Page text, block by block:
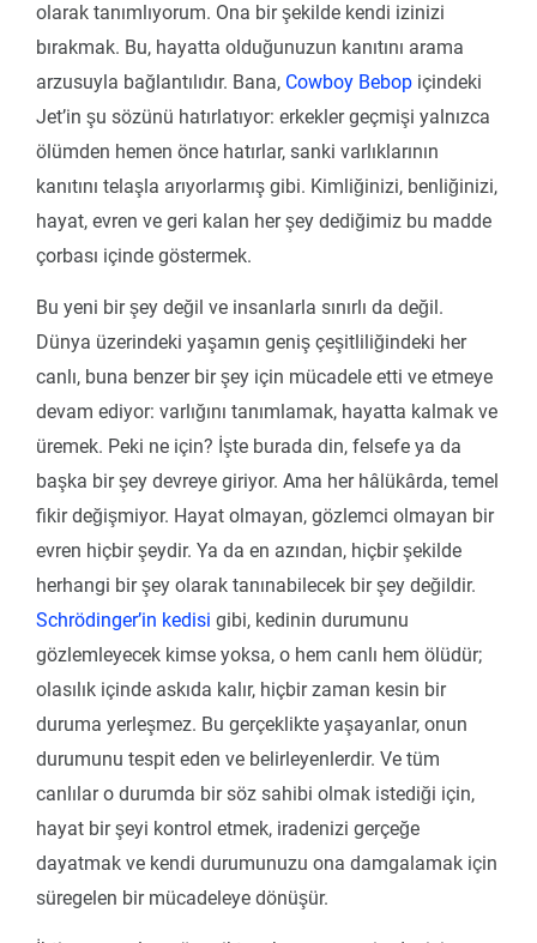
olarak tanımlıyorum. Ona bir şekilde kendi izinizi
bırakmak. Bu, hayatta olduğunuzun kanıtını arama
arzusuyla bağlantılıdır. Bana, Cowboy Bebop içindeki
Jet’in şu sözünü hatırlatıyor: erkekler geçmişi yalnızca
ölümden hemen önce hatırlar, sanki varlıklarının
kanıtını telaşla arıyorlarmış gibi. Kimliğinizi, benliğinizi,
hayat, evren ve geri kalan her şey dediğimiz bu madde
çorbası içinde göstermek.
Bu yeni bir şey değil ve insanlarla sınırlı da değil.
Dünya üzerindeki yaşamın geniş çeşitliliğindeki her
canlı, buna benzer bir şey için mücadele etti ve etmeye
devam ediyor: varlığını tanımlamak, hayatta kalmak ve
üremek. Peki ne için? İşte burada din, felsefe ya da
başka bir şey devreye giriyor. Ama her hâlükârda, temel
fikir değişmiyor. Hayat olmayan, gözlemci olmayan bir
evren hiçbir şeydir. Ya da en azından, hiçbir şekilde
herhangi bir şey olarak tanınabilecek bir şey değildir.
Schrödinger’in kedisi gibi, kedinin durumunu
gözlemleyecek kimse yoksa, o hem canlı hem ölüdür;
olasılık içinde askıda kalır, hiçbir zaman kesin bir
duruma yerleşmez. Bu gerçeklikte yaşayanlar, onun
durumunu tespit eden ve belirleyenlerdir. Ve tüm
canlılar o durumda bir söz sahibi olmak istediği için,
hayat bir şeyi kontrol etmek, iradenizi gerçeğe
dayatmak ve kendi durumunuzu ona damgalamak için
süregelen bir mücadeleye dönüşür.